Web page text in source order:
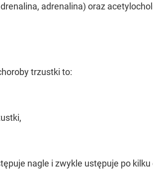
adrenalina) oraz
trzustki to:
nagle i zwykle ustępuje po